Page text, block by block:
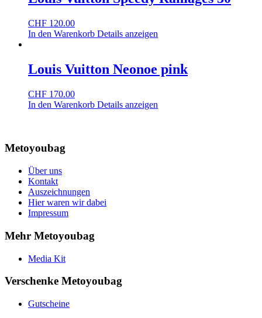
CHF 120.00
In den Warenkorb Details anzeigen
Louis Vuitton Neonoe pink
CHF 170.00
In den Warenkorb Details anzeigen
Metoyoubag
Über uns
Kontakt
Auszeichnungen
Hier waren wir dabei
Impressum
Mehr Metoyoubag
Media Kit
Verschenke Metoyoubag
Gutscheine